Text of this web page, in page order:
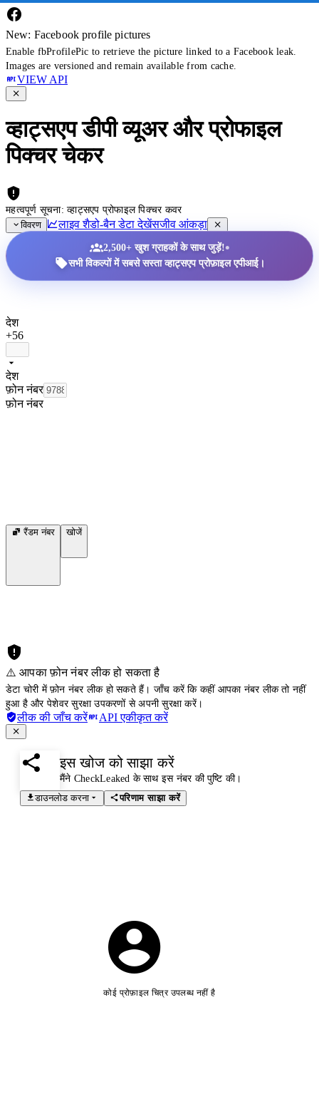
New: Facebook profile pictures
Enable fbProfilePic to retrieve the picture linked to a Facebook leak.
Images are versioned and remain available from cache.
VIEW API
व्हाट्सएप डीपी व्यूअर और प्रोफाइल
पिक्चर चेकर
महत्वपूर्ण सूचना: व्हाट्सएप प्रोफाइल पिक्चर कवर
विवरण
लाइव शैडो-बैन डेटा देखेंसजीव आंकड़ा
2,500+ खुश ग्राहकों के साथ जुड़ें!•
सभी विकल्पों में सबसे सस्ता व्हाट्सएप प्रोफ़ाइल एपीआई।
देश
+56
देश
फ़ोन नंबर
फ़ोन नंबर
रैंडम नंबर खोजें
⚠️ आपका फ़ोन नंबर लीक हो सकता है
डेटा चोरी में फ़ोन नंबर लीक हो सकते हैं। जाँच करें कि कहीं आपका नंबर लीक तो नहीं
हुआ है और पेशेवर सुरक्षा उपकरणों से अपनी सुरक्षा करें।
लीक की जाँच करें API एकीकृत करें
इस खोज को साझा करें
मैंने CheckLeaked के साथ इस नंबर की पुष्टि की।
डाउनलोड करना
परिणाम साझा करें
कोई प्रोफ़ाइल चित्र उपलब्ध नहीं है